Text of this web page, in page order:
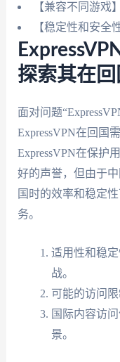
【兼容不同游戏
【稳定性和安全
探索其在
面对问题
ExpressVPN在回国
ExpressVPN在保护
好的声誉，但由于
国时的效率和稳定
务。
适用性和稳
战。
可能的访问
国际内容访
景。